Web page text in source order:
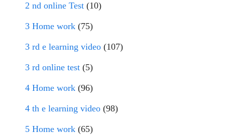
2 nd online Test (10)
3 Home work (75)
3 rd e learning video (107)
3 rd online test (5)
4 Home work (96)
4 th e learning video (98)
5 Home work (65)